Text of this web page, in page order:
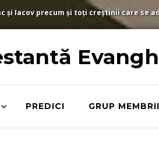
Iacov precum și toți creștinii care se
PREDICI GRUP MEMBRII